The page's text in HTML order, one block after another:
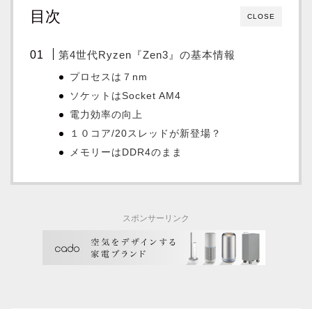
CLOSE
目次
第4世代Ryzen『Zen3』の基本情報
プロセスは７nm
ソケットはSocket AM4
電力効率の向上
１０コア/20スレッドが新登場？
メモリーはDDR4のまま
スポンサーリンク